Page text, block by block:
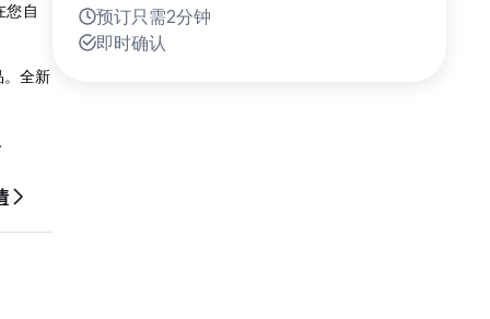
您自
。全新
景
预订只需2分钟
即时确认